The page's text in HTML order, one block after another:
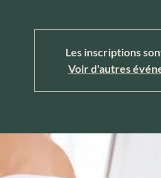
Les inscriptions
Voir d'autres